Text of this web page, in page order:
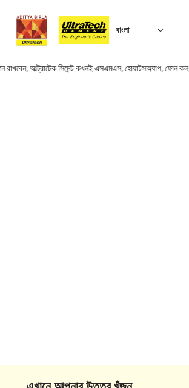
বাংলা
আল্ট্রাটেক সিমেন্ট কখনই এসএমএস, হোয়াটসঅ্যাপ,